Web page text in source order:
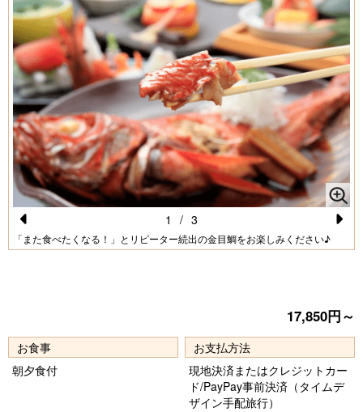
Pr
u
s
「また食べたくなる！」とリピーター続出の金目鯛をお楽しみください♪
1 / 3
17,850円～
お食事
朝夕食付
お支払方法
現地決済またはクレジットカー
ド/PayPay事前決済（タイムデ
ザイン手配旅行）